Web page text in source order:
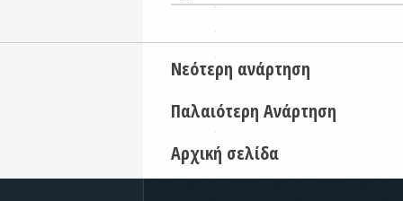
Νεότερη ανάρτηση
Παλαιότερη Ανάρτηση
Αρχική σελίδα